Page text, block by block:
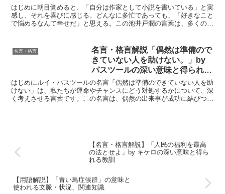
に執筆が忙しくても『好きなこと
で悩めるなんて幸せだよな』と思
う。」by 池井戸潤の深い意味と
はじめに朝目覚めると、「自分は作家として小説を書いている」と実
感し、それを喜びに感じる。どんなに多忙であっても、「好きなこと
で悩めるなんて幸せだ」と思える。この池井戸潤の言葉は、多くの
名言・格言
名言・格言解説「偶然は準備ので
きていない人を助けない。」by
パスツールの深い意味と得られる
教訓
はじめにルイ・パスツールの名言「偶然は準備のできていない人を助
けない」は、私たちが運命やチャンスにどう対処するかについて、深
く考えさせる言葉です。この名言は、偶然の出来事が成功に結びつく
【名言・格言解説】「人民の福利を最高
の法とせよ」by キケロの深い意味と得ら
れる教訓
【用語解説】「青い鳥症候群」の意味と
使われる文脈・状況、関連知識